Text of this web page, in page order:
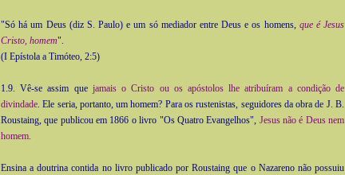
"Só há um Deus (diz S. Paulo) e um só mediador entre Deus e os homens, que é Jesus
Cristo, homem".
(I Epístola a Timóteo, 2:5)
1.9. Vê-se assim que jamais o Cristo ou os apóstolos lhe atribuíram a condição de
divindade. Ele seria, portanto, um homem? Para os rustenistas, seguidores da obra de J. B.
Roustaing, que publicou em 1866 o livro "Os Quatro Evangelhos", Jesus não é Deus nem
homem.
Ensina a doutrina contida no livro publicado por Roustaing que o Nazareno não possuiu